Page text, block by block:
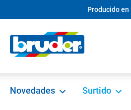
Saltar a la navegaciónProducido en
Novedades Surtido